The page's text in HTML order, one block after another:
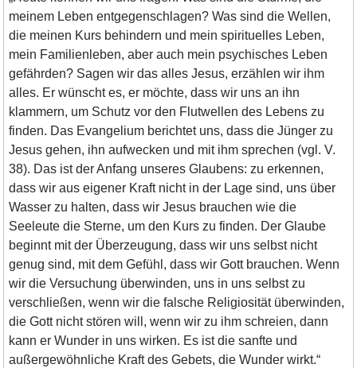
meinem Leben entgegenschlagen? Was sind die Wellen,
die meinen Kurs behindern und mein spirituelles Leben,
mein Familienleben, aber auch mein psychisches Leben
gefährden? Sagen wir das alles Jesus, erzählen wir ihm
alles. Er wünscht es, er möchte, dass wir uns an ihn
klammern, um Schutz vor den Flutwellen des Lebens zu
finden. Das Evangelium berichtet uns, dass die Jünger zu
Jesus gehen, ihn aufwecken und mit ihm sprechen (vgl. V.
38). Das ist der Anfang unseres Glaubens: zu erkennen,
dass wir aus eigener Kraft nicht in der Lage sind, uns über
Wasser zu halten, dass wir Jesus brauchen wie die
Seeleute die Sterne, um den Kurs zu finden. Der Glaube
beginnt mit der Überzeugung, dass wir uns selbst nicht
genug sind, mit dem Gefühl, dass wir Gott brauchen. Wenn
wir die Versuchung überwinden, uns in uns selbst zu
verschließen, wenn wir die falsche Religiosität überwinden,
die Gott nicht stören will, wenn wir zu ihm schreien, dann
kann er Wunder in uns wirken. Es ist die sanfte und
außergewöhnliche Kraft des Gebets, die Wunder wirkt.“